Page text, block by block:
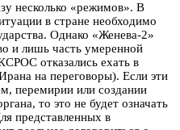
несколько «режимов». В
в стране необходимо
Однако «Женева-2»
и лишь часть умеренной
отказались ехать в
на переговоры). Если эти
перемирии или создании
то это не будет означать
представленных в